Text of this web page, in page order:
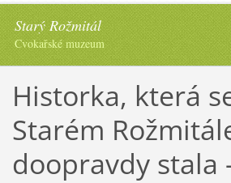
Starý Rožmitál
Cvokařské muzeum
Historka, která
Starém
doopravdy stala